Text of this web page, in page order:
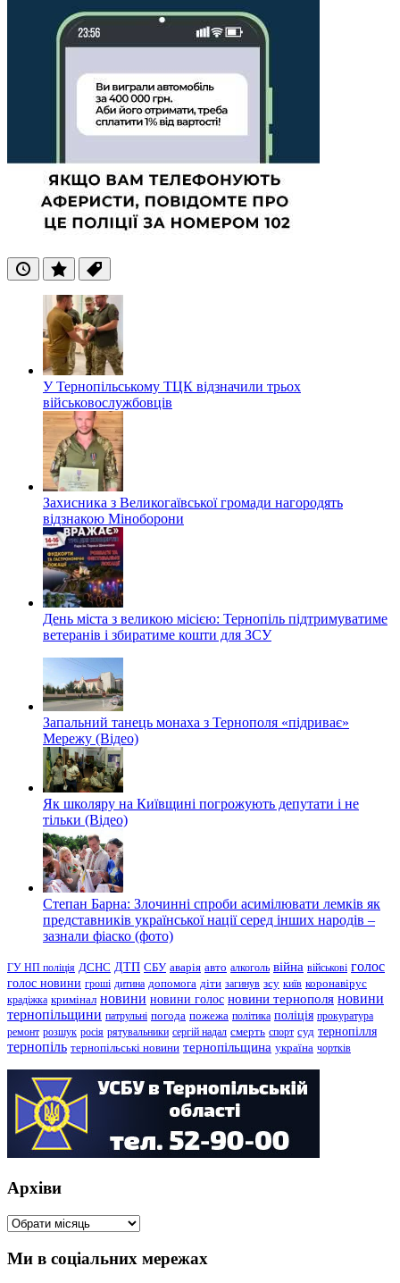
ОстанніПопулярні
Теги
У Тернопільському ТЦК відзначили трьох
військовослужбовців
Захисника з Великогаївської громади нагородять
відзнакою Міноборони
День міста з великою місією: Тернопіль підтримуватиме
ветеранів і збиратиме кошти для ЗСУ
Запальний танець монаха з Тернополя «підриває»
Мережу (Відео)
Як школяру на Київщині погрожують депутати і не
тільки (Відео)
Степан Барна: Злочинні спроби асимілювати лемків як
представників української нації серед інших народів –
зазнали фіаско (фото)
ГУ НП поліція ДСНС ДТП СБУ аварія авто алкоголь війна військові голос
голос новини гроші дитина допомога діти загинув зсу київ коронавірус
крадіжка кримінал новини новини голос новини тернополя новини
тернопільщини патрульні погода пожежа політика поліція прокуратура
ремонт розшук росія рятувальники сергій надал смерть спорт суд тернопілля
тернопіль тернопільські новини тернопільщина україна чортків
Архіви
Архіви
Ми в соціальних мережах